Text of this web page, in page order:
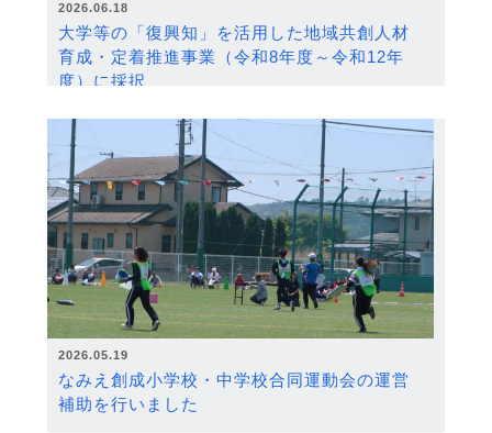
2026.06.18
大学等の「復興知」を活用した地域共創人材
育成・定着推進事業（令和8年度～令和12年
度）に採択
2026.05.19
なみえ創成小学校・中学校合同運動会の運営
補助を行いました